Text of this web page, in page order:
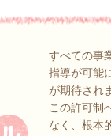
すべての事
指導が可能
が期待され
この許可制
なく、根本